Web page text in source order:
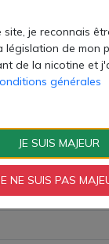
C n'est pas
11,40 €
site, je reconnais
législation de mon
de la nicotine et
générales
JE SUIS MAJEUR
NE SUIS PAS